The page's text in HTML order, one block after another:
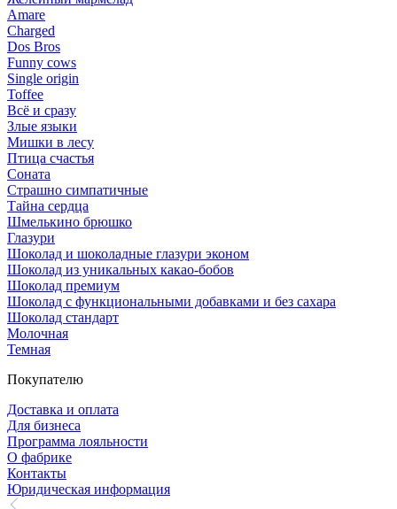
Amare
Charged
Dos Bros
Funny cows
Single origin
Toffee
Всё и сразу
Злые языки
Мишки в лесу
Птица счастья
Соната
Страшно симпатичные
Тайна сердца
Шмелькино брюшко
Глазури
Шоколад и шоколадные глазури эконом
Шоколад из уникальных какао-бобов
Шоколад премиум
Шоколад с функциональными добавками и без сахара
Шоколад стандарт
Молочная
Темная
Покупателю
Доставка и оплата
Для бизнеса
Программа лояльности
О фабрике
Контакты
Юридическая информация